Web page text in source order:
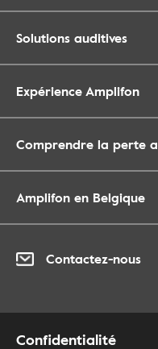
Solutions auditives
Expérience Amplifon
Comprendre la perte
Amplifon en Belgique
Contactez-nous
Confidentialité